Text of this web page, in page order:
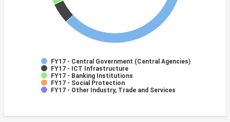
FY17 - Central Government (Central Agencies)
FY17 - ICT Infrastructure
FY17 - Banking Institutions
FY17 - Social Protection
FY17 - Other Industry, Trade and Services